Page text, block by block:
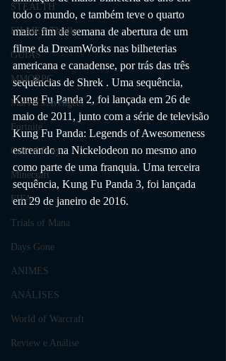
STEALTH
FILMES Thriller
GUIAS
MMORPG
Marvel's Avengers
Fortnite
Call of Duty
Minecraft
FIFA
Trials of Mana
Days Gone
ANIMES
ANÁLISES
World of Warcraft
Review e Análise
todo o mundo, e também teve o quarto
maior fim de semana de abertura de um
filme da DreamWorks nas bilheterias
americana e canadense, por trás das três
sequências de Shrek . Uma sequência,
Kung Fu Panda 2, foi lançada em 26 de
maio de 2011, junto com a série de televisão
Kung Fu Panda: Legends of Awesomeness
estreando na Nickelodeon no mesmo ano
como parte de uma franquia. Uma terceira
sequência, Kung Fu Panda 3, foi lançada
em 29 de janeiro de 2016.